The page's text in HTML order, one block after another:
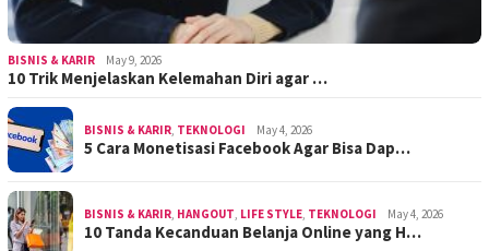
BISNIS & KARIR May 9, 2026
10 Trik Menjelaskan Kelemahan Diri agar …
BISNIS & KARIR TEKNOLOGI May 4, 2026
5 Cara Monetisasi Facebook Agar Bisa Dap…
BISNIS & KARIR HANGOUT LIFE STYLE TEKNOLOGI May 4, 2026
10 Tanda Kecanduan Belanja Online yang H…